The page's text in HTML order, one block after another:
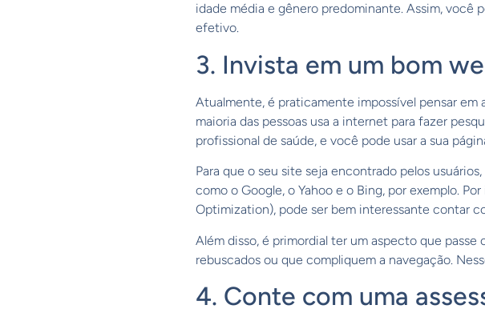
idade média e gênero predominante. Assim, você
efetivo.
3. Invista em um bom
Atualmente, é praticamente impossível pensar
maioria das pessoas usa a internet para fazer
profissional de saúde, e você pode usar a sua
Para que o seu site seja encontrado pelos
como o Google, o Yahoo e o Bing, por exemplo.
Optimization), pode ser bem interessante contar
Além disso, é primordial ter um aspecto que
rebuscados ou que compliquem a navegação.
4. Conte com uma